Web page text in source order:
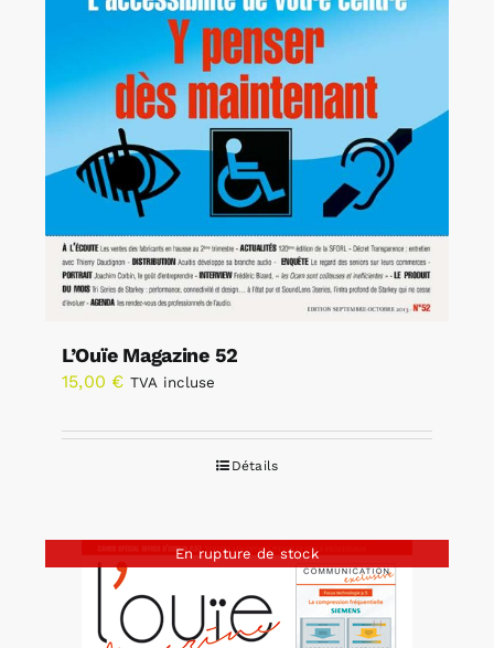
L’Ouïe Magazine 52
15,00 € TVA incluse
Détails
En rupture de stock